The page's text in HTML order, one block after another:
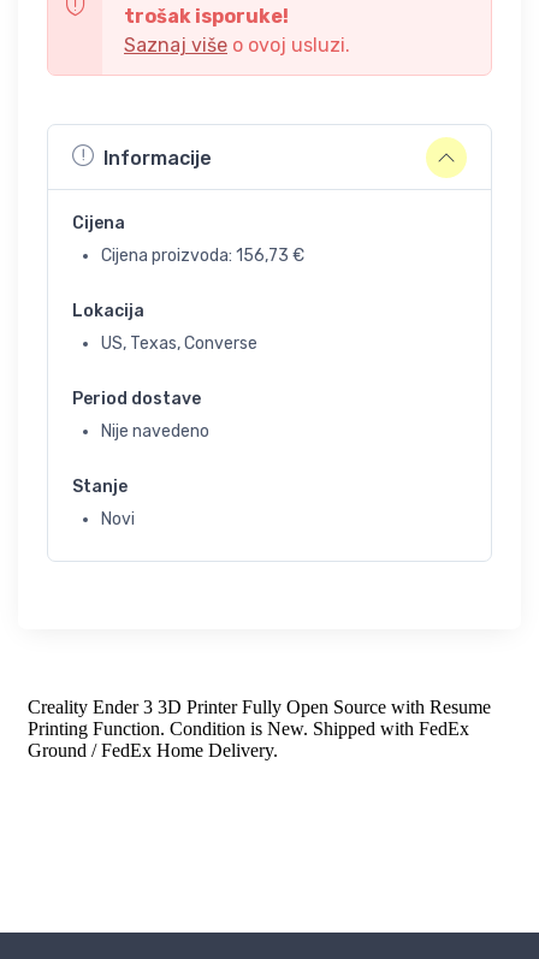
trošak isporuke!
Saznaj više o ovoj usluzi.
Informacije
Cijena
Cijena proizvoda: 156,73 €
Lokacija
US, Texas, Converse
Period dostave
Nije navedeno
Stanje
Novi